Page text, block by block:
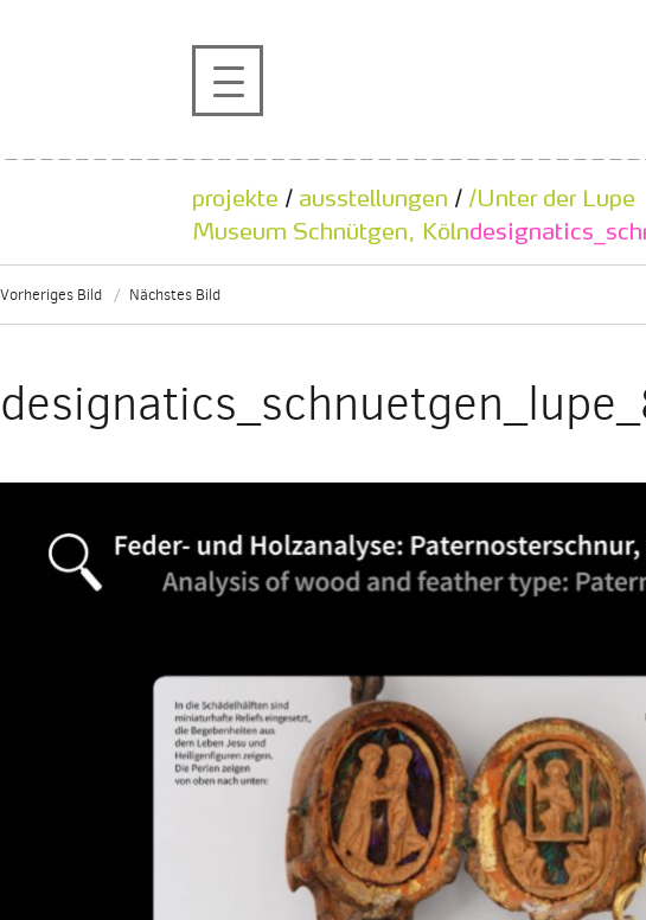
profil
kontakt
referenzen
de | en
projekte / ausstellungen / /Unter der Lupe
Museum Schnütgen, Köln
Vorheriges Bild Nächstes Bild